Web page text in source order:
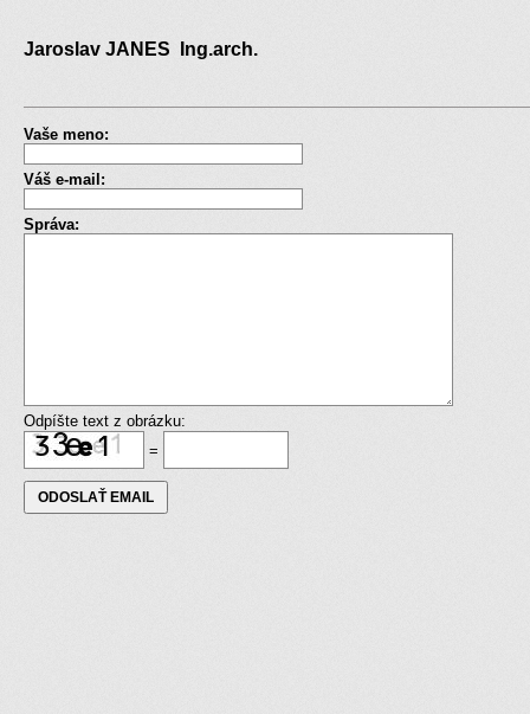
Jaroslav JANES Ing.arch.
Vaše meno:
Váš e-mail:
Správa:
Odpíšte text z obrázku:
=